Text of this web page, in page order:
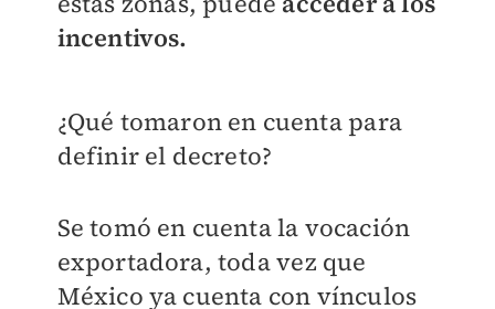
incentivos.
¿Qué tomaron en cuenta para
definir el decreto?
Se tomó en cuenta la vocación
exportadora, todavez que
México ya cuenta con vínculos